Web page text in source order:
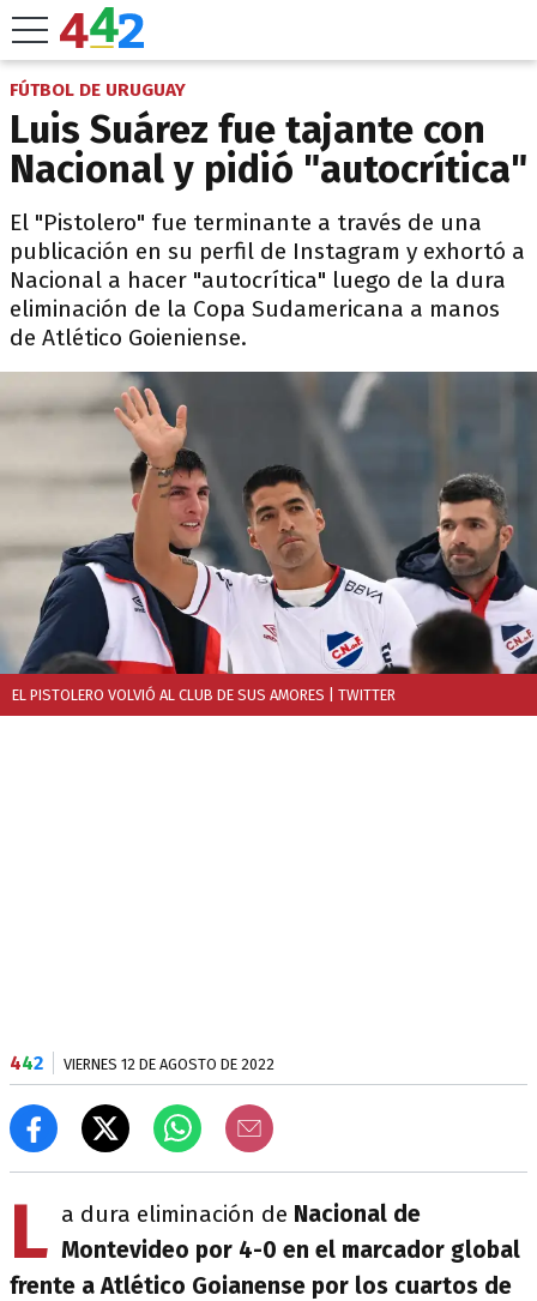
FÚTBOL DE URUGUAY
Luis Suárez fue tajante con
Nacional y pidió "autocrítica"
El "Pistolero" fue terminante a través de una
publicación en su perfil de Instagram y exhortó a
Nacional a hacer "autocrítica" luego de la dura
eliminación de la Copa Sudamericana a manos
de Atlético Goieniense.
EL PISTOLERO VOLVIÓ AL CLUB DE SUS AMORES | TWITTER
442 VIERNES 12 DE AGOSTO DE 2022
L a dura eliminación de Nacional de
Montevideo por 4-0 en el marcador global
frente a Atlético Goianense por los cuartos de